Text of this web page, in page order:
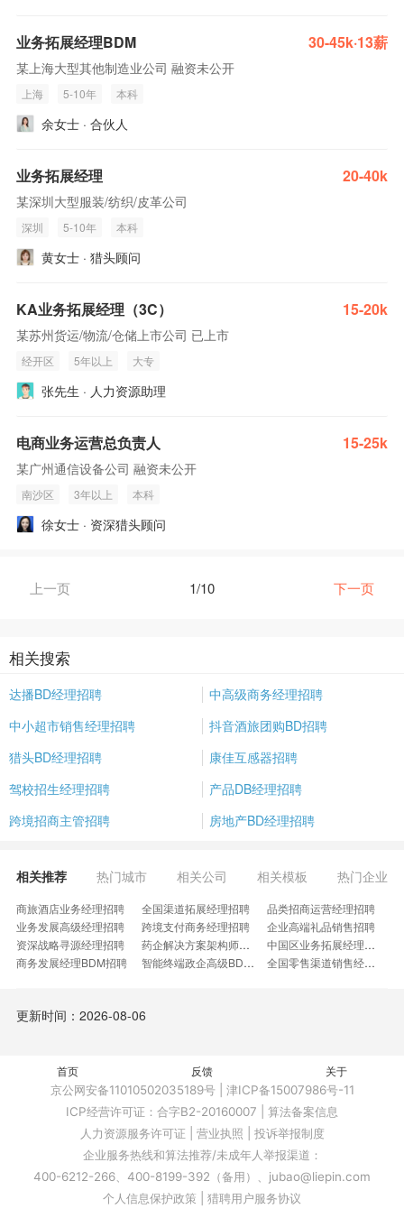
业务拓展经理BDM 30-45k·13薪
某上海大型其他制造业公司 融资未公开
上海 5-10年 本科
余女士 · 合伙人
业务拓展经理 20-40k
某深圳大型服装/纺织/皮革公司
深圳 5-10年 本科
黄女士 · 猎头顾问
KA业务拓展经理（3C） 15-20k
某苏州货运/物流/仓储上市公司 已上市
经开区 5年以上 大专
张先生 · 人力资源助理
电商业务运营总负责人 15-25k
某广州通信设备公司 融资未公开
南沙区 3年以上 本科
徐女士 · 资深猎头顾问
上一页 1/10 下一页
相关搜索
达播BD经理招聘
中高级商务经理招聘
中小超市销售经理招聘
抖音酒旅团购BD招聘
猎头BD经理招聘
康佳互感器招聘
驾校招生经理招聘
产品DB经理招聘
跨境招商主管招聘
房地产BD经理招聘
相关推荐 热门城市 相关公司 相关模板 热门企业
商旅酒店业务经理招聘 全国渠道拓展经理招聘
品类招商运营经理招聘
业务发展高级经理招聘
跨境支付商务经理招聘
企业高端礼品销售招聘
资深战略寻源经理招聘
药企解决方案架构师招聘
中国区业务拓展经理招聘
商务发展经理BDM招聘
智能终端政企高级BD招聘
全国零售渠道销售经理招聘
资深游戏业务发展专家招聘
取餐柜开发招聘
互联网销售BD招聘
大宗原材料运营招聘 抖音招商专员招聘
更新时间：2026-08-06
首页 反馈 关于